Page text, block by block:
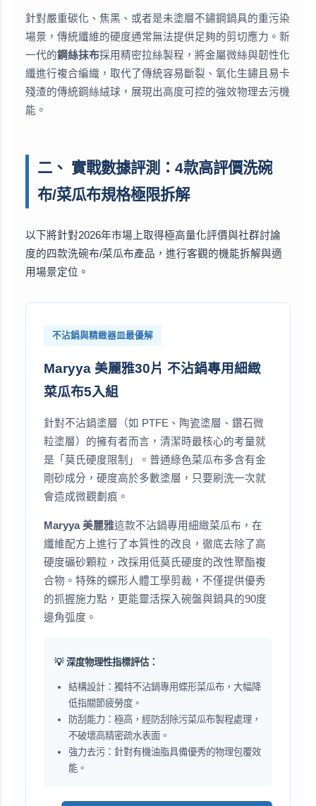
針對嚴重碳化、焦黑、或者是未塗層不鏽鋼鍋具的重污染
場景，傳統纖維的硬度通常無法提供足夠的剪切應力。新
一代的鋼絲抹布採用精密拉絲製程，將金屬微絲與韌性化
纖進行複合編織，取代了傳統容易斷裂、氧化生鏽且易卡
殘渣的傳統鋼絲絨球，展現出高度可控的強效物理去污機
能。
二、 實戰數據評測：4款高評價洗碗
布/菜瓜布規格極限拆解
以下將針對2026年市場上取得極高量化評價與社群討論
度的四款洗碗布/菜瓜布產品，進行客觀的機能拆解與適
用場景定位。
不沾鍋與精緻器皿最優解
Maryya 美麗雅30片 不沾鍋專用細緻
菜瓜布5入組
針對不沾鍋塗層（如 PTFE、陶瓷塗層、鑽石微
粒塗層）的擁有者而言，清潔時最核心的考量就
是「莫氏硬度限制」。普通綠色菜瓜布多含有金
剛砂成分，硬度高於多數塗層，只要刷洗一次就
會造成微觀劃痕。
Maryya 美麗雅這款不沾鍋專用細緻菜瓜布，在
纖維配方上進行了本質性的改良，徹底去除了高
硬度礦砂顆粒，改採用低莫氏硬度的改性聚酯複
合物。特殊的蝶形人體工學剪裁，不僅提供優秀
的抓握施力點，更能靈活探入碗盤與鍋具的90度
邊角弧度。
💡 深度物理性指標評估：
結構設計：獨特不沾鍋專用蝶形菜瓜布，大幅降
低指關節疲勞度。
防刮能力：極高，經防刮除污菜瓜布製程處理，
不破壞高精密疏水表面。
強力去污：針對有機油脂具備優秀的物理包覆效
能。